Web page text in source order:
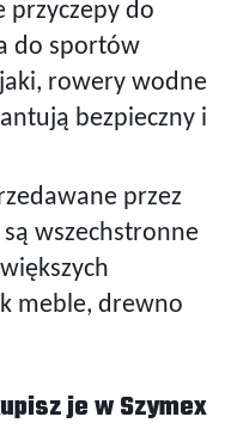
przyczepy do
do sportów
rowery wodne
bezpieczny i
przez
wszechstronne
meble, drewno
je w Szymex